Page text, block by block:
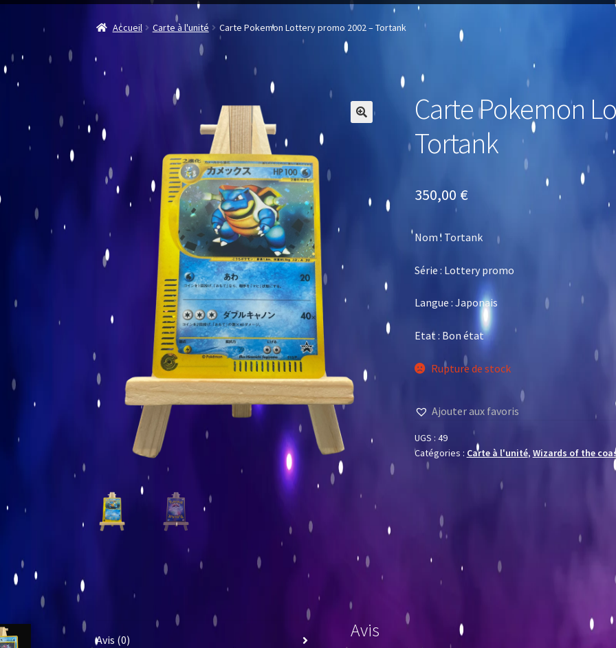
Accueil Carte à l'unité Carte Pokemon Lottery promo 2002 – Tortank
Carte Pokemon
Tortank
350,00 €
Nom : Tortank
Série : Lottery promo
Langue : Japonais
Etat : Bon état
Rupture de stock
Ajouter aux favoris
UGS : 49
Catégories : Carte à l'unité, Wizards of the
Avis (0) Avis